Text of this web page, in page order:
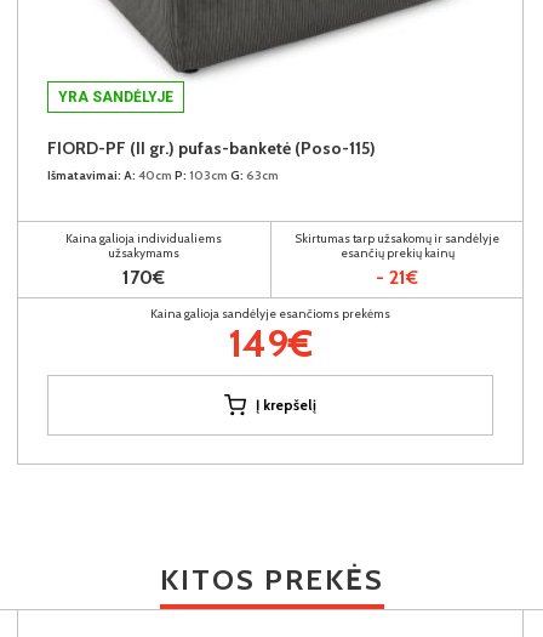
YRA SANDĖLYJE
FIORD-PF (II gr.) pufas-banketė (Poso-115)
Išmatavimai: A: 40cm P: 103cm G: 63cm
Kaina galioja individualiems
užsakymams
170€
Skirtumas tarp užsakomų ir sandėlyje
esančių prekių kainų
- 21€
Kaina galioja sandėlyje esančioms prekėms
149€
Į krepšelį
KITOS PREKĖS